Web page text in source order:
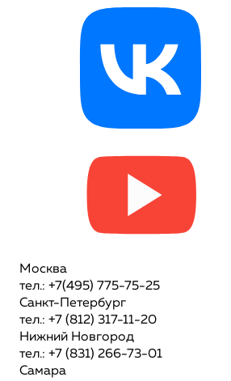
Москва
тел.: +7(495) 775-75-25
Санкт-Петербург
тел.: +7 (812) 317-11-20
Нижний Новгород
тел.: +7 (831) 266-73-01
Самара